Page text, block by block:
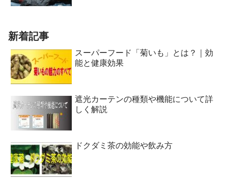
新着記事
スーパーフード「菊いも」とは？｜効
能と健康効果
遮光カーテンの種類や機能について詳
しく解説
ドクダミ茶の効能や飲み方